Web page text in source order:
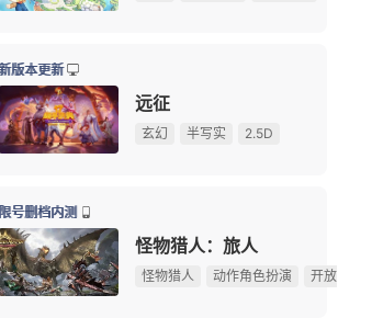
霸赛大区火爆开启
美世界：诸神之战》东方奇遇季今日正式开启
早报：曝《暗黑4》登陆NS2，国产抗日新作今日
角洲行动》夏季赛即将开赛，换新赛制后会更好
日报：冷门国产舰娘游戏新皮纯欲攻势，御姐萝
客信条》功勋总监回归育碧，执掌系列新项目
新作出征科隆展，《绝地求生》衍生FPS全球首
手办直接送！上海全新动漫献血屋8月7日开启抽
网游开服表】点击查看最新网游开服信息
版本更新
远征
玄幻 半写实 2.5D
限号删档内测
怪物猎人：旅人
怪物猎人 动作角色扮演 开放世界